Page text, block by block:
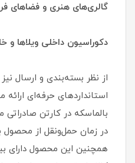
گالری‌های هنری و فضاهای
دکوراسیون داخلی ویلاها و
از نظر بسته‌بندی و ارسال
استانداردهای حرفه‌ای
بالماسکه در کارتن
در زمان حمل‌ونقل از
همچنین این محصول دارای